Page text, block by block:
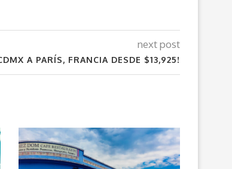
next post
A PARÍS, FRANCIA DESDE $13,925!